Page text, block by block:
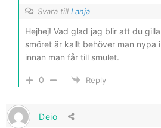
Svara till Lanja
Hejhej! Vad glad jag blir att du
smöret är kallt behöver man nypa
innan man får till smulet.
0 Reply
Deio